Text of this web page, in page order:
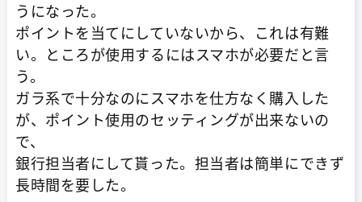
うになった。
ポイントを当てにしていないから、これは有難
い。ところが使用するにはスマホが必要だと言
う。
ガラ系で十分なのにスマホを仕方なく購入した
が、ポイント使用のセッティングが出来ないの
で、
銀行担当者にして貰った。担当者は簡単にできず
長時間を要した。